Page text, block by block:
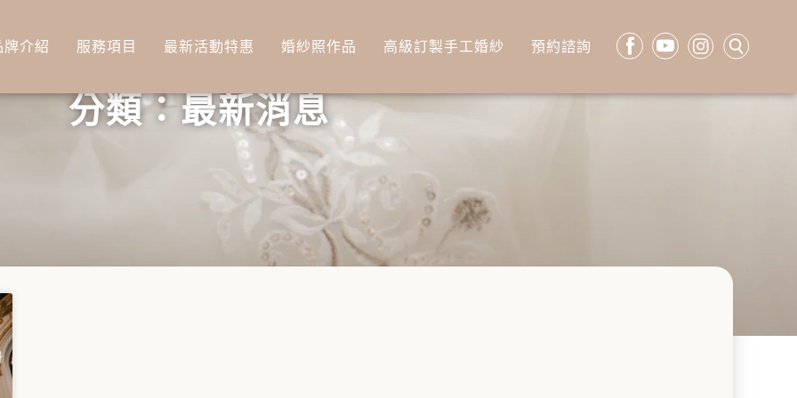
牌介紹 服務項目 最新活動特惠 婚紗照作品 高級訂製手工婚紗 預約諮詢
分類：最新消息